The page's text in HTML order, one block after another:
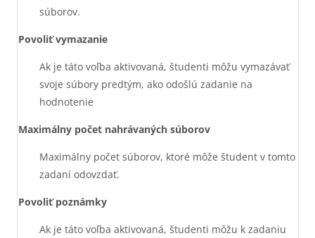
súborov.
Povoliť vymazanie
Ak je táto voľba aktivovaná, študenti môžu vymazávať
svoje súbory predtým, ako odošlú zadanie na
hodnotenie
Maximálny počet nahrávaných súborov
Maximálny počet súborov, ktoré môže študent v tomto
zadaní odovzdať.
Povoliť poznámky
Ak je táto voľba aktivovaná, študenti môžu k zadaniu